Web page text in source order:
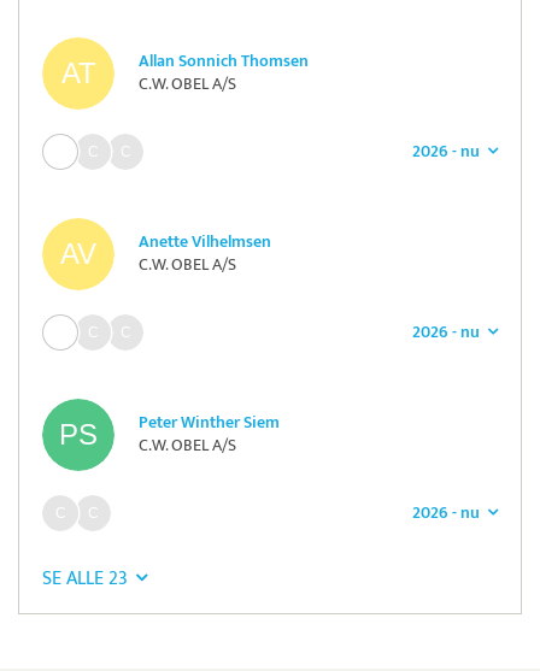
Allan Sonnich Thomsen
C.W. OBEL A/S
2026 - nu
Anette Vilhelmsen
C.W. OBEL A/S
2026 - nu
Peter Winther Siem
C.W. OBEL A/S
2026 - nu
SE ALLE 23